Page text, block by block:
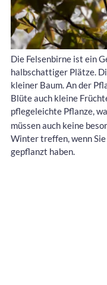
Die Felsenbirne ist ein
halbschattiger Plätze.
kleiner Baum. An der
Blüte auch kleine
pflegeleichte Pflanze,
müssen auch keine
Winter treffen, wenn
gepflanzt haben.